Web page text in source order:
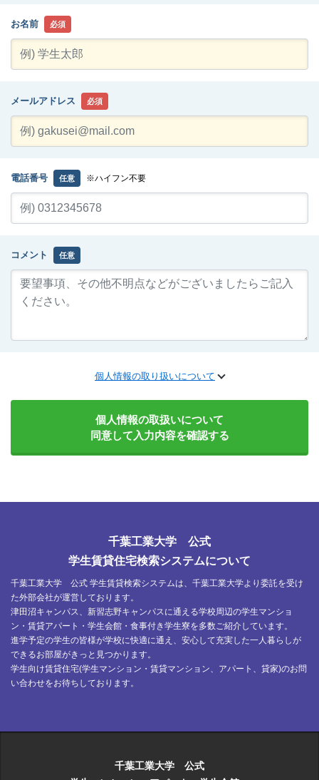
お名前 必須
メールアドレス 必須
電話番号 任意 ※ハイフン不要
コメント 任意
個人情報の取り扱いについて
個人情報の取扱いについて
同意して入力内容を確認する
千葉工業大学 公式
学生賃貸住宅検索システムについて
千葉工業大学 公式 学生賃貸検索システムは、千葉工業大学より委託を受け
た外部会社が運営しております。
津田沼キャンパス、新習志野キャンパスに通える学校周辺の学生マンショ
ン・賃貸アパート・学生会館・食事付き学生寮を多数ご紹介しています。
進学予定の学生の皆様が学校に快適に通え、安心して充実した一人暮らしが
できるお部屋がきっと見つかります。
学生向け賃貸住宅(学生マンション・賃貸マンション、アパート、貸家)のお問
い合わせをお待ちしております。
千葉工業大学 公式